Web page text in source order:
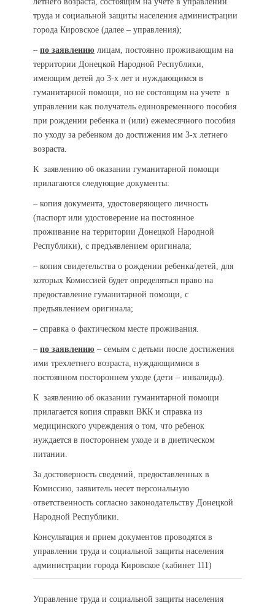
труда и социальной защиты населения администрации
города Кировское (далее – управления);
– по заявлению лицам, постоянно проживающим на
территории Донецкой Народной Республики,
имеющим детей до 3-х лет и нуждающимся в
гуманитарной помощи, но не состоящим на учете в
управлении как получатель единовременного пособия
при рождении ребенка и (или) ежемесячного пособия
по уходу за ребенком до достижения им 3-х летнего
возраста.
К заявлению об оказании гуманитарной помощи
прилагаются следующие документы:
– копия документа, удостоверяющего личность
(паспорт или удостоверение на постоянное
проживание на территории Донецкой Народной
Республики), с предъявлением оригинала;
– копия свидетельства о рождении ребенка/детей, для
которых Комиссией будет определяться право на
предоставление гуманитарной помощи, с
предъявлением оригинала;
– справка о фактическом месте проживания.
– по заявлению – семьям с детьми после достижения
ими трехлетнего возраста, нуждающимися в
постоянном постороннем уходе (дети – инвалиды).
К заявлению об оказании гуманитарной помощи
прилагается копия справки ВКК и справка из
медицинского учреждения о том, что ребенок
нуждается в постороннем уходе и в диетическом
питании.
За достоверность сведений, предоставленных в
Комиссию, заявитель несет персональную
ответственность согласно законодательству Донецкой
Народной Республики.
Консультация и прием документов проводятся в
управлении труда и социальной защиты населения
администрации города Кировское (кабинет 111)
Управление труда и социальной защиты населения